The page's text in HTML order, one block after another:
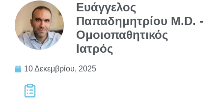
Ευάγγελος
Παπαδημητρίου M.D. -
Ομοιοπαθητικός
Ιατρός
10 Δεκεμβρίου, 2025